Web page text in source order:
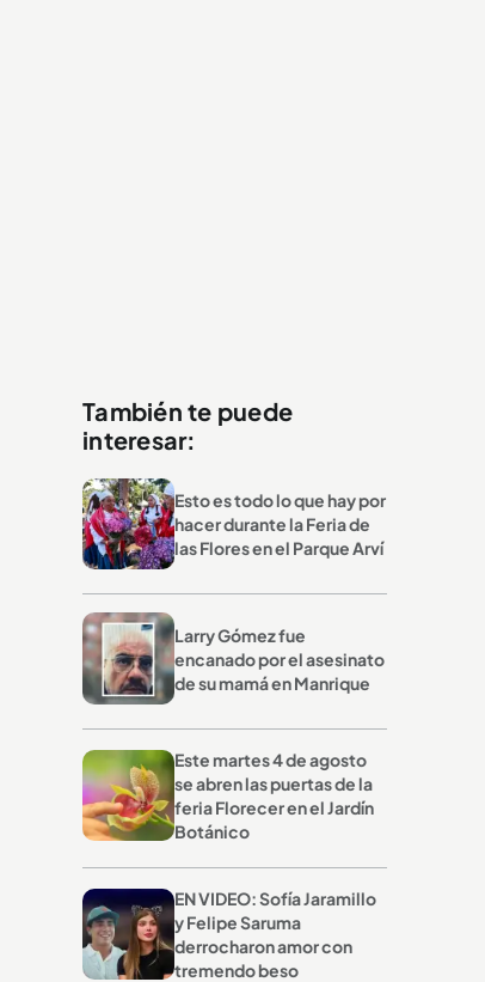
También te puede
interesar:
Esto es todo lo que hay por
hacer durante la Feria de
las Flores en el Parque Arví
Larry Gómez fue
encanado por el asesinato
de su mamá en Manrique
Este martes 4 de agosto
se abren las puertas de la
feria Florecer en el Jardín
Botánico
EN VIDEO: Sofía Jaramillo
y Felipe Saruma
derrocharon amor con
tremendo beso